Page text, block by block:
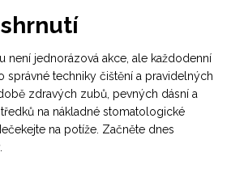
není jednorázová akce, ale každodenní
správné techniky čištění a pravidelných
zdravých zubů, pevných dásní a
na nákladné stomatologické
na potíže. Začněte dnes